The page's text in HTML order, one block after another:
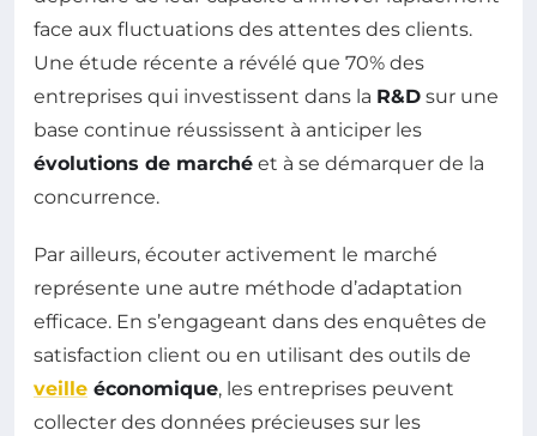
face aux fluctuations des attentes des clients.
Une étude récente a révélé que 70% des
entreprises qui investissent dans la R&D sur une
base continue réussissent à anticiper les
évolutions de marché et à se démarquer de la
concurrence.
Par ailleurs, écouter activement le marché
représente une autre méthode d’adaptation
efficace. En s’engageant dans des enquêtes de
satisfaction client ou en utilisant des outils de
veille économique, les entreprises peuvent
collecter des données précieuses sur les